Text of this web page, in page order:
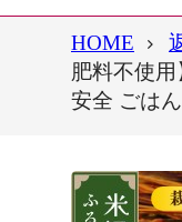
HOME
肥料不使
安全 ごは